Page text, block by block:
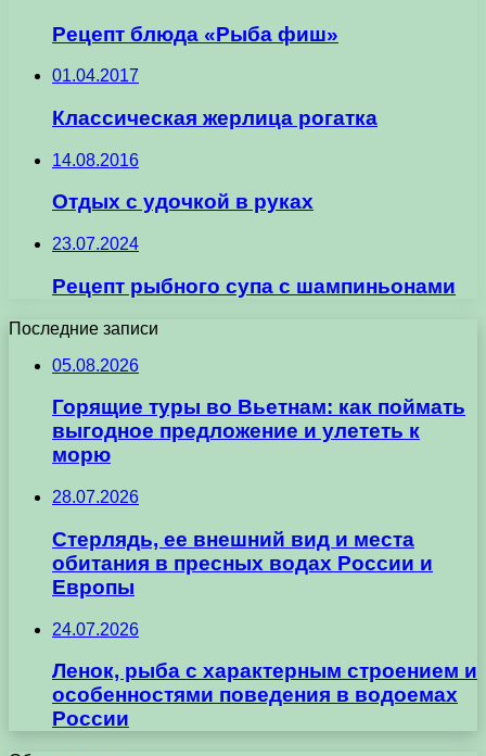
Рецепт блюда «Рыба фиш»
01.04.2017
Классическая жерлица рогатка
14.08.2016
Отдых с удочкой в руках
23.07.2024
Рецепт рыбного супа с шампиньонами
Последние записи
05.08.2026
Горящие туры во Вьетнам: как поймать
выгодное предложение и улететь к
морю
28.07.2026
Стерлядь, ее внешний вид и места
обитания в пресных водах России и
Европы
24.07.2026
Ленок, рыба с характерным строением и
особенностями поведения в водоемах
России